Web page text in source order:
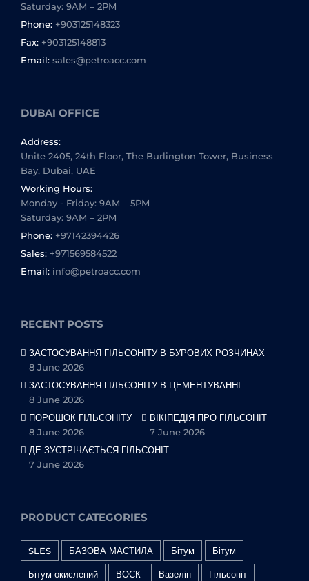
Saturday: 9AM – 2PM
Phone: +903125148323
Fax: +903125148813
Email: sales@petroacc.com
DUBAI OFFICE
Address:
Unite 2405, 24th Floor, The Burlington Tower, Business
Bay, Dubai, UAE
Working Hours:
Monday - Friday: 9AM – 5PM
Saturday: 9AM – 2PM
Phone: +97142394426
Sales: +971569584522
Email: info@petroacc.com
RECENT POSTS
ЗАСТОСУВАННЯ ГІЛЬСОНІТУ В БУРОВИХ РОЗЧИНАХ
8 June 2026
ЗАСТОСУВАННЯ ГІЛЬСОНІТУ В ЦЕМЕНТУВАННІ
8 June 2026
ПОРОШОК ГІЛЬСОНІТУ
8 June 2026
ВІКІПЕДІЯ ПРО ГІЛЬСОНІТ
7 June 2026
ДЕ ЗУСТРІЧАЄТЬСЯ ГІЛЬСОНІТ
7 June 2026
PRODUCT CATEGORIES
SLES БАЗОВА МАСТИЛА Бітум Бітум
Бітум окислений ВОСК Вазелін Гільсоніт